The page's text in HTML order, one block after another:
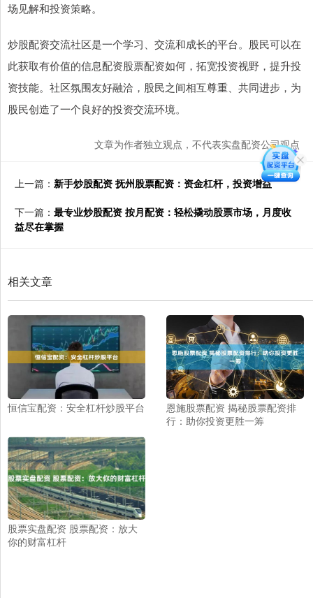
场见解和投资策略。
炒股配资交流社区是一个学习、交流和成长的平台。股民可以在
此获取有价值的信息配资股票配资如何，拓宽投资视野，提升投
资技能。社区氛围友好融洽，股民之间相互尊重、共同进步，为
股民创造了一个良好的投资交流环境。
文章为作者独立观点，不代表实盘配资公司观点
上一篇： 新手炒股配资 抚州股票配资：资金杠杆，投资增益
下一篇： 最专业炒股配资 按月配资：轻松撬动股票市场，月度收
益尽在掌握
相关文章
恒信宝配资：安全杠杆炒股平台
恩施股票配资 揭秘股票配资排
行：助你投资更胜一筹
股票实盘配资 股票配资：放大
你的财富杠杆